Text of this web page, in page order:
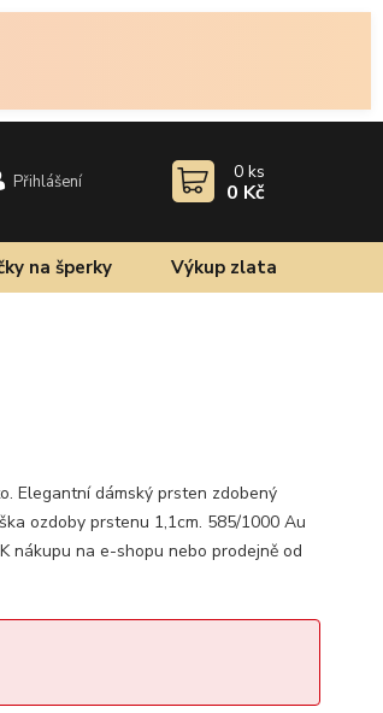
Přihlášení 0 ks
0 Kč
na šperky Výkup zlata
Elegantní dámský prsten zdobený
ozdoby prstenu 1,1cm. 585/1000 Au
nákupu na e-shopu nebo prodejně od